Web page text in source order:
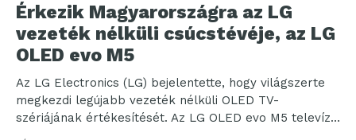
Érkezik Magyarországra az LG
vezeték nélküli csúcstévéje, az LG
OLED evo M5
Az LG Electronics (LG) bejelentette, hogy világszerte
megkezdi legújabb vezeték nélküli OLED TV-
szériájának értékesítését. Az LG OLED evo M5 televízió
az LG fejlett...